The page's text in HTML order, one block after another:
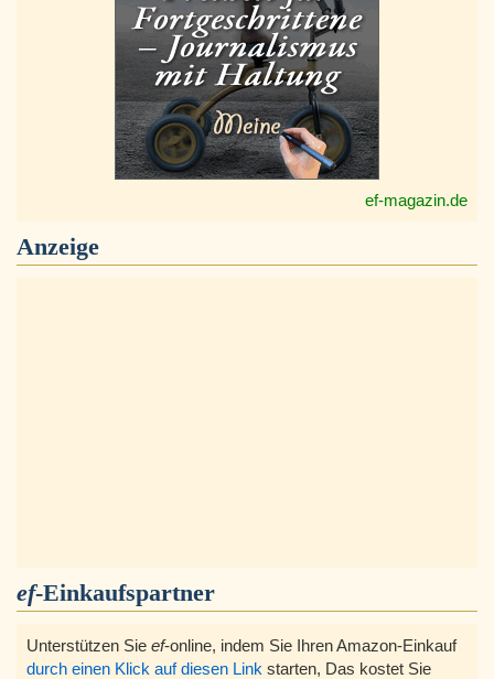
ef-magazin.de
Anzeige
ef-Einkaufspartner
Unterstützen Sie ef-online, indem Sie Ihren Amazon-Einkauf
durch einen Klick auf diesen Link starten, Das kostet Sie